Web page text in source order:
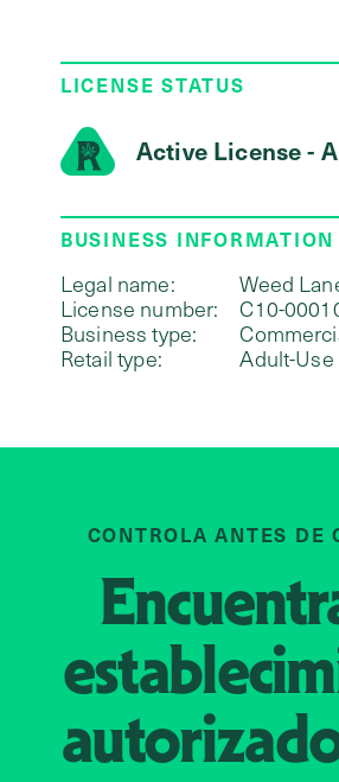
LICENSE STATUS
Active License -
BUSINESS INFORMATION
Legal name:
Weed
License number:
C10-
Business type:
Retail type:
Adult-
CONTROLA ANTES DE